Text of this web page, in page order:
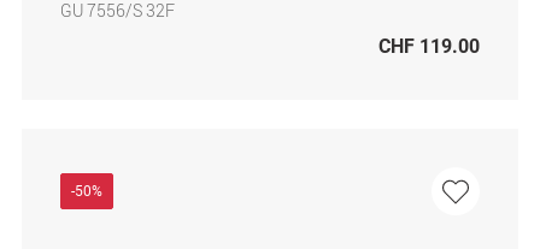
GU 7556/S 32F
CHF 119.00
-50%